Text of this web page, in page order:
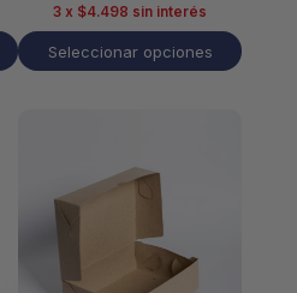
3 x $4.498 sin interés
Seleccionar opciones